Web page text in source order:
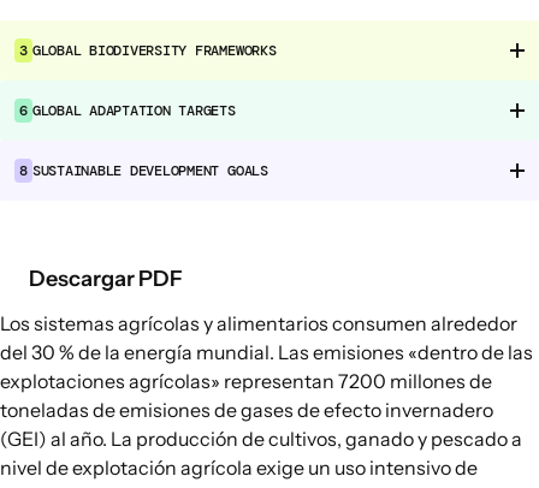
ÁREAS DE INTERVENCIÓN ALIMENTARIA
Gobernanza alimentaria
Cadenas de suministro alimentario
EXPLORAR
Opciones políticas en agricultura y
sistemas alimentarios
Conexiones
3 GLOBAL BIODIVERSITY FRAMEWORKS
6 GLOBAL ADAPTATION TARGETS
8 SUSTAINABLE DEVELOPMENT GOALS
Descargar PDF
Los sistemas agrícolas y alimentarios consumen alrededor
del 30 % de la energía mundial. Las emisiones «dentro de las
explotaciones agrícolas» representan 7200 millones de
toneladas de emisiones de gases de efecto invernadero
(GEI) al año. La producción de cultivos, ganado y pescado a
nivel de explotación agrícola exige un uso intensivo de